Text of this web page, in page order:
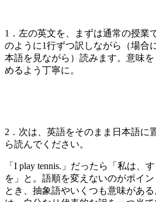
1．左の英文を、まずは通常の授業
のように1行ずつ訳しながら（場合
本語を見ながら）読みます。意味
めるよう丁寧に。
2．次は、英語をそのまま日本語に
ら読んでください。
「I play tennis.」だったら「私は、
を」と。語順を変えないのがポイ
とき、抽象語やいくつも意味があ